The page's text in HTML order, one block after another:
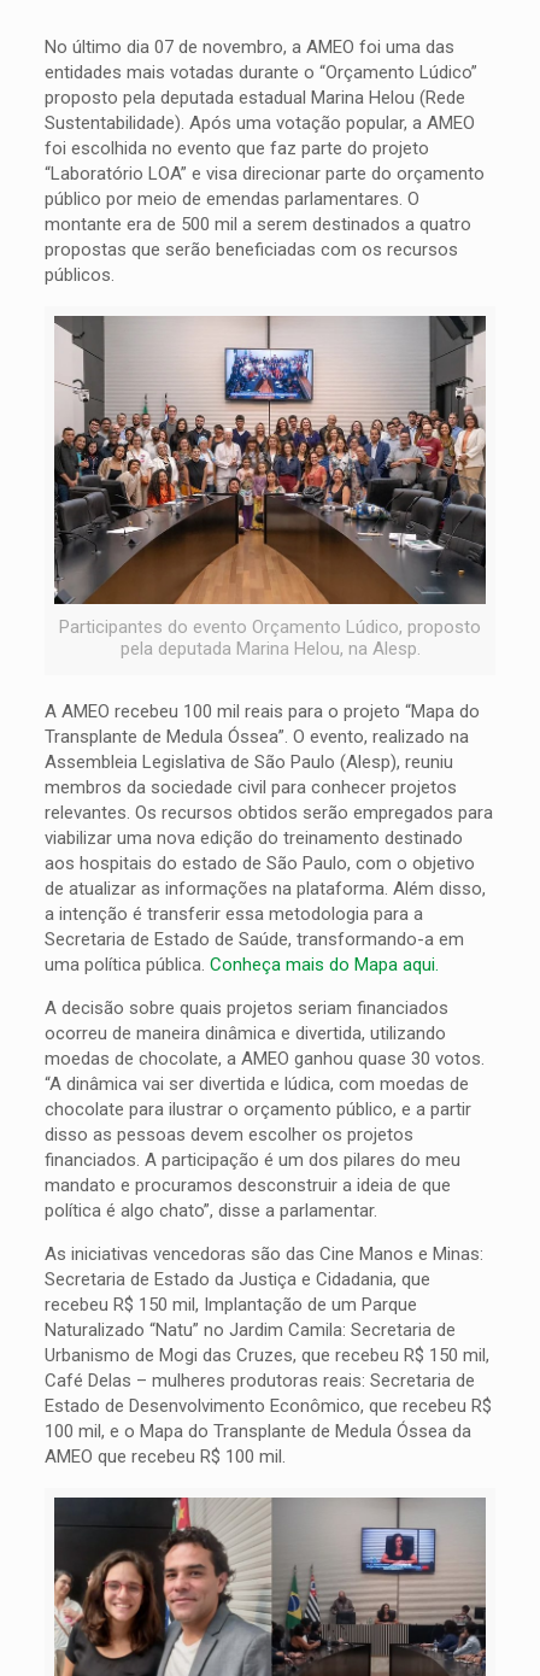
No último dia 07 de novembro, a AMEO foi uma das
entidades mais votadas durante o “Orçamento Lúdico”
proposto pela deputada estadual Marina Helou (Rede
Sustentabilidade). Após uma votação popular, a AMEO
foi escolhida no evento que faz parte do projeto
“Laboratório LOA” e visa direcionar parte do orçamento
público por meio de emendas parlamentares. O
montante era de 500 mil a serem destinados a quatro
propostas que serão beneficiadas com os recursos
públicos.
Participantes do evento Orçamento Lúdico, proposto
pela deputada Marina Helou, na Alesp.
A AMEO recebeu 100 mil reais para o projeto “Mapa do
Transplante de Medula Óssea”. O evento, realizado na
Assembleia Legislativa de São Paulo (Alesp), reuniu
membros da sociedade civil para conhecer projetos
relevantes. Os recursos obtidos serão empregados para
viabilizar uma nova edição do treinamento destinado
aos hospitais do estado de São Paulo, com o objetivo
de atualizar as informações na plataforma. Além disso,
a intenção é transferir essa metodologia para a
Secretaria de Estado de Saúde, transformando-a em
uma política pública. Conheça mais do Mapa aqui.
A decisão sobre quais projetos seriam financiados
ocorreu de maneira dinâmica e divertida, utilizando
moedas de chocolate, a AMEO ganhou quase 30 votos.
“A dinâmica vai ser divertida e lúdica, com moedas de
chocolate para ilustrar o orçamento público, e a partir
disso as pessoas devem escolher os projetos
financiados. A participação é um dos pilares do meu
mandato e procuramos desconstruir a ideia de que
política é algo chato”, disse a parlamentar.
As iniciativas vencedoras são das Cine Manos e Minas:
Secretaria de Estado da Justiça e Cidadania, que
recebeu R$ 150 mil, Implantação de um Parque
Naturalizado “Natu” no Jardim Camila: Secretaria de
Urbanismo de Mogi das Cruzes, que recebeu R$ 150 mil,
Café Delas – mulheres produtoras reais: Secretaria de
Estado de Desenvolvimento Econômico, que recebeu R$
100 mil, e o Mapa do Transplante de Medula Óssea da
AMEO que recebeu R$ 100 mil.